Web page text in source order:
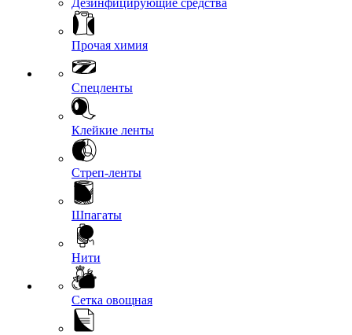
Дезинфицирующие средства
Прочая химия
Спецленты
Клейкие ленты
Стреп-ленты
Шпагаты
Нити
Сетка овощная